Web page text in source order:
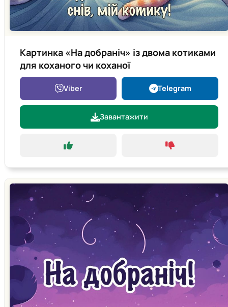
Картинка «На добраніч» із двома котиками
для коханого чи коханої
Viber Telegram
Завантажити